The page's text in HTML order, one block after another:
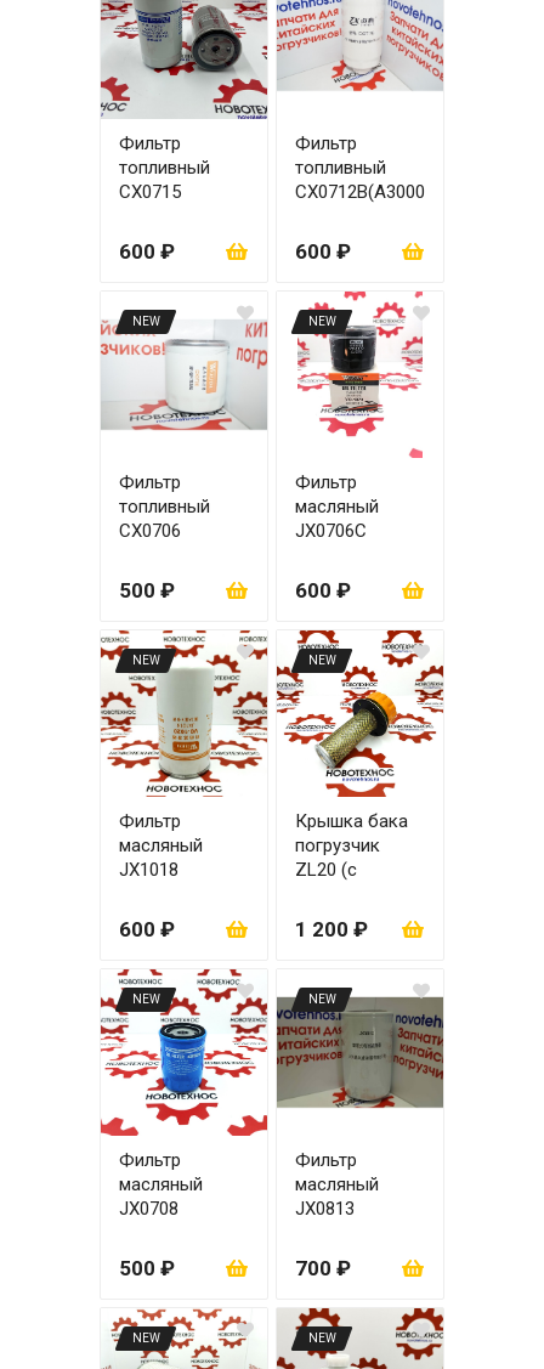
Фильтр
топливный
СХ0715
600 ₽
Фильтр
топливный
СХ0712В(А3000
1105030)YC610
8
600 ₽
NEW
Фильтр
топливный
CX0706
500 ₽
NEW
Фильтр
масляный
JX0706С
600 ₽
NEW
Фильтр
масляный
JX1018
600 ₽
NEW
Крышка бака
погрузчик
ZL20 (с
1 200 ₽
NEW
Фильтр
масляный
JX0708
500 ₽
NEW
Фильтр
масляный
JX0813
ЦО 23
700 ₽
NEW NEW